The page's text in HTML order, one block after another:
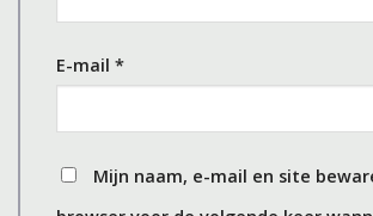
E-mail *
Mijn naam, e-mail en site